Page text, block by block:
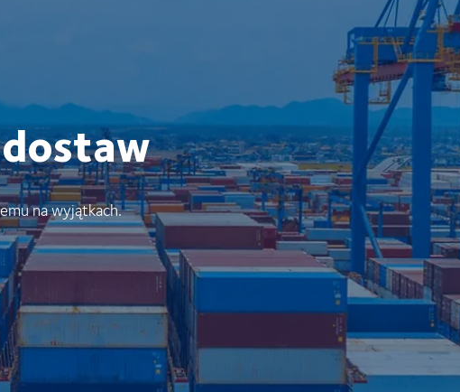
na wyjątkach.